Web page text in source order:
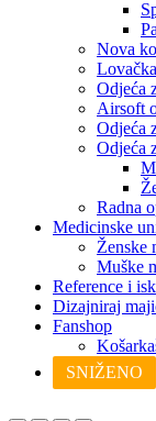
Nova
Odjeća
Airsoft
Odjeća
Odjeća
Radna
Medicinske
Ženske
Muške
Reference i
Dizajniraj
Fanshop
SNIŽENO